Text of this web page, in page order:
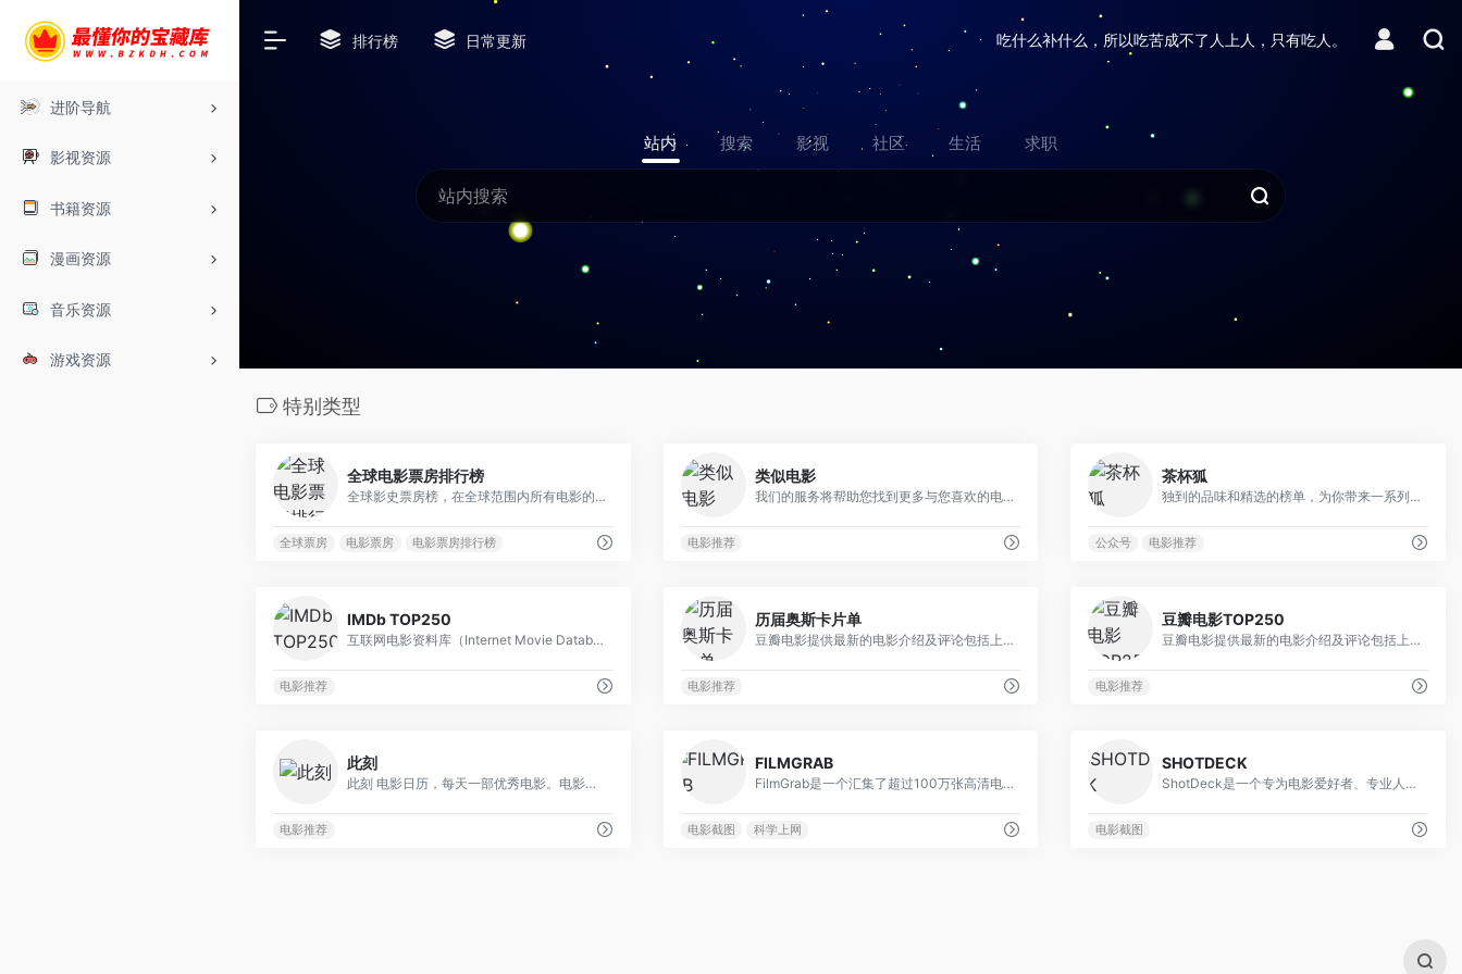
进阶导航
影视资源
书籍资源
漫画资源
音乐资源
游戏资源
排行榜 日常更新 吃什么补什么，所以吃苦成不了人上人，只有吃人。
站内 搜索 影视 社区 生活 求职
特别类型
全球电影票房排行榜
全球影史票房榜‌，在全球范围内所有电影的票房收入排名的榜单，反映了电影在全球市场的受欢迎程度和商业成功程度。
全球票房 电影票房 电影票房排行榜
类似电影
我们的服务将帮助您找到更多与您喜欢的电影类似的电影。 所有列表都会定期更新，因此您将始终了解适合您口味的新电影和最佳电影。
电影推荐
茶杯狐
独到的品味和精选的榜单，为你带来一系列不容错过的电影佳作，成为你的电影推荐专家。网站有各种各样的电影片单推荐，汇集了众多备受赞誉的电影作品。
公众号 电影推荐
IMDb TOP250
互联网电影资料库（Internet Movie Database，简称IMDb）创建于1990年10月17日，隶属于亚马逊公司旗下网站。IMDb是一个关于电影演员、电影、电视节目、电视明星和电影制作的在线数据库，包括了影片的众多信息、演员、片长、内容介绍、分级、评论等。对于电影的评分使用最多的就是IMDb评分。
电影推荐
历届奥斯卡片单
豆瓣电影提供最新的电影介绍及评论包括上映影片的影讯查询及购票服务。你可以记录想看、在看和看过的电影电视剧，顺便打分、写影评。根据你的口味，豆瓣电影会推荐好电影给你。
电影推荐
豆瓣电影TOP250
豆瓣电影提供最新的电影介绍及评论包括上映影片的影讯查询及购票服务。你可以记录想看、在看和看过的电影电视剧，顺便打分、写影评。根据你的口味，豆瓣电影会推荐好电影给你。
电影推荐
此刻
此刻 电影日历，每天一部优秀电影。电影爱好者的心灵港湾，在这里，发现电影，享受电影，分享电影。
电影推荐
FILMGRAB
FilmGrab是一个汇集了超过100万张高清电影截图的在线数据库，每张截图都是精心挑选和人工采集的，确保了每一幅画面都充满了电影的灵魂和情感。
电影截图 科学上网
SHOTDECK
ShotDeck是一个专为电影爱好者、专业人士和视觉艺术家设计的超高质量电影截图搜索网站。它拥有世界上最大的全高清电影画面的可搜索集合，提供了丰富的灵感、研究、参考和教育资源。
电影截图